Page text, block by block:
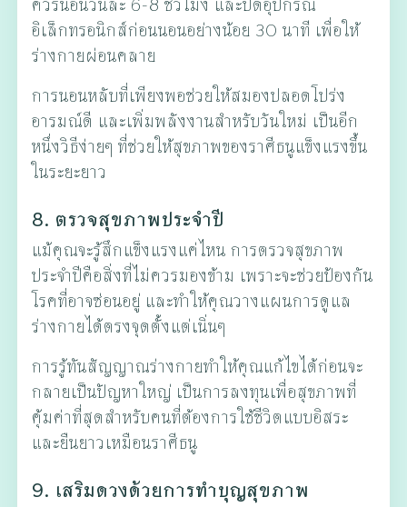
ควรนอนวันละ 6-8 ชั่วโมง และปิดอุปกรณ์
อิเล็กทรอนิกส์ก่อนนอนอย่างน้อย 30 นาที เพื่อให้
ร่างกายผ่อนคลาย
การนอนหลับที่เพียงพอช่วยให้สมองปลอดโปร่ง
อารมณ์ดี และเพิ่มพลังงานสำหรับวันใหม่ เป็นอีก
หนึ่งวิธีง่ายๆ ที่ช่วยให้สุขภาพของราศีธนูแข็งแรงขึ้น
ในระยะยาว
8. ตรวจสุขภาพประจำปี
แม้คุณจะรู้สึกแข็งแรงแค่ไหน การตรวจสุขภาพ
ประจำปีคือสิ่งที่ไม่ควรมองข้าม เพราะจะช่วยป้องกัน
โรคที่อาจซ่อนอยู่ และทำให้คุณวางแผนการดูแล
ร่างกายได้ตรงจุดตั้งแต่เนิ่นๆ
การรู้ทันสัญญาณร่างกายทำให้คุณแก้ไขได้ก่อนจะ
กลายเป็นปัญหาใหญ่ เป็นการลงทุนเพื่อสุขภาพที่
คุ้มค่าที่สุดสำหรับคนที่ต้องการใช้ชีวิตแบบอิสระ
และยืนยาวเหมือนราศีธนู
9. เสริมดวงด้วยการทำบุญสุขภาพ